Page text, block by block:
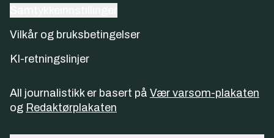
Vilkår og bruksbetingelser
KI-retningslinjer
All journalistikk er basert på Vær varsom-plakaten
og Redaktørplakaten